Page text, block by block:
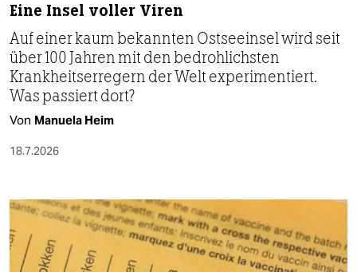
Eine Insel voller Viren
Auf einer kaum bekannten Ostseeinsel wird seit
über 100 Jahren mit den bedrohlichsten
Krankheitserregern der Welt experimentiert.
Was passiert dort?
Von Manuela Heim
18.7.2026